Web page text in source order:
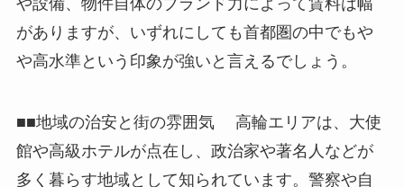
や設備、物件自体のブランド力によって賃料は幅
がありますが、いずれにしても首都圏の中でもや
や高水準という印象が強いと言えるでしょう。
■■地域の治安と街の雰囲気 高輪エリアは、大使
館や高級ホテルが点在し、政治家や著名人などが
多く暮らす地域として知られています。警察や自